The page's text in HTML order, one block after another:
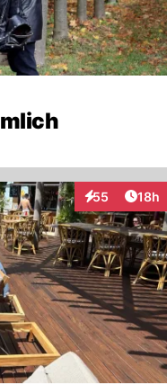
55
Interaktionen
18h